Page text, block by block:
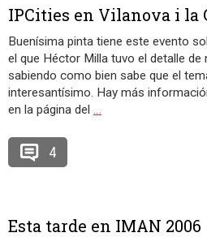
IPCities en Vilanova i la
Buenísima pinta tiene este evento
el que Héctor Milla tuvo el detalle
sabiendo como bien sabe que el
interesantísimo. Hay más
en la página del …
4
Esta tarde en IMAN 2006